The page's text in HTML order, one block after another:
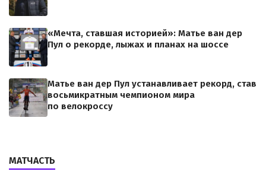
«Мечта, ставшая историей»: Матье ван дер
Пул о рекорде, лыжах и планах на шоссе
Матье ван дер Пул устанавливает рекорд, став
восьмикратным чемпионом мира
по велокроссу
МАТЧАСТЬ